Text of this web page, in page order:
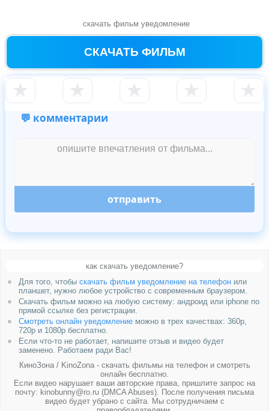
скачать фильм уведомление
СКАЧАТЬ ФИЛЬМ
★ ★ ★ ★ ★
💬 комментарии
отправить
как скачать уведомление?
Для того, чтобы скачать фильм уведомление на телефонили
планшет, нужно любое устройство с современным браузером.
Скачать фильм можно на любую систему: андроид или iphone по
прямой ссылке без регистрации.
Смотреть онлайн уведомлениеможно в трех качествах: 360p,
720p и 1080p бесплатно.
Если что-то не работает, напишите отзыв и видео будет
заменено. Работаем ради Вас!
КиноЗона / KinoZona - скачать фильмы на телефон и смотреть
онлайн бесплатно.
Если видео нарушает ваши авторские права, пришлите запрос на
почту: kinobunny@ro.ru (DMCA Abuses). После получения письма
видео будет убрано с сайта. Мы сотрудничаем с